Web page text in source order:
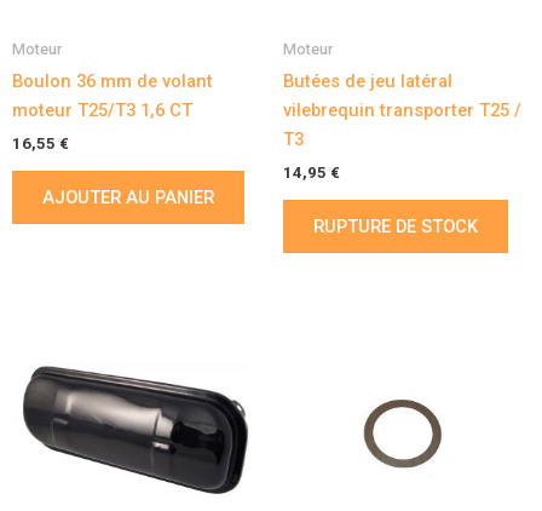
Moteur
Boulon 36 mm de volant
moteur T25/T3 1,6 CT
16,55 €
AJOUTER AU PANIER
Moteur
Butées de jeu latéral
vilebrequin transporter T25 /
T3
14,95 €
RUPTURE DE STOCK